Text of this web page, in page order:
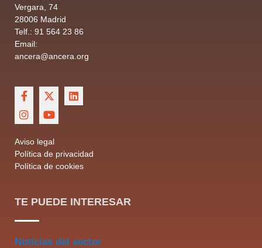
Vergara, 74
28006 Madrid
Telf.: 91 564 23 86
Email:
ancera@ancera.org
Aviso legal
Política de privacidad
Política de cookies
TE PUEDE INTERESAR
Noticias del sector